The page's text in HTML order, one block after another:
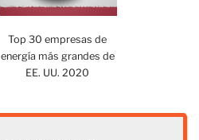
Top 30 empresas de
energía más grandes de
EE. UU. 2020